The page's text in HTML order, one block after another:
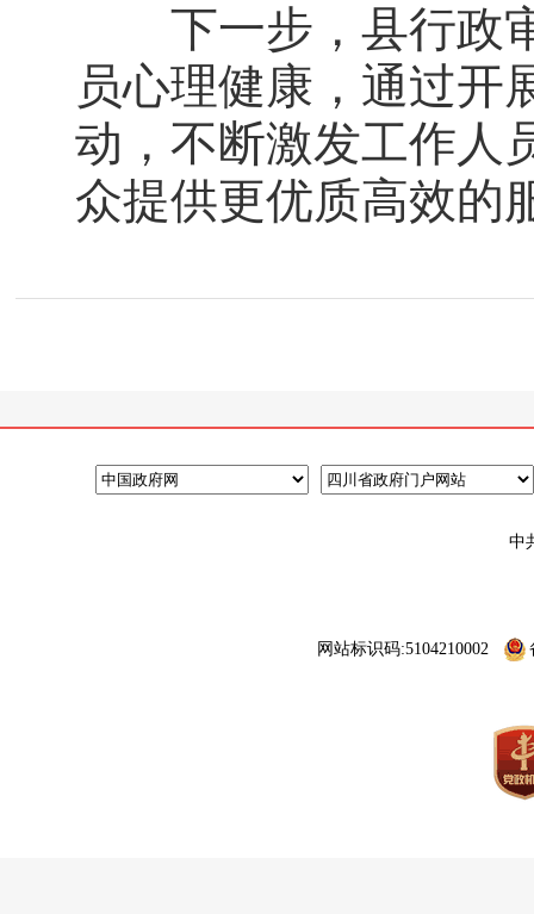
下一步，县行政审
员心理健康，通过开
动，不断激发工作人
众提供更优质高效的
中
网站标识码:5104210002